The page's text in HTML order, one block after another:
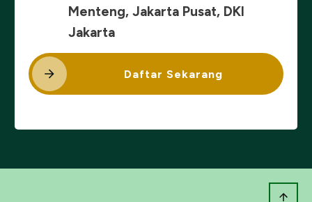
Menteng, Jakarta Pusat, DKI
Jakarta
Daftar Sekarang